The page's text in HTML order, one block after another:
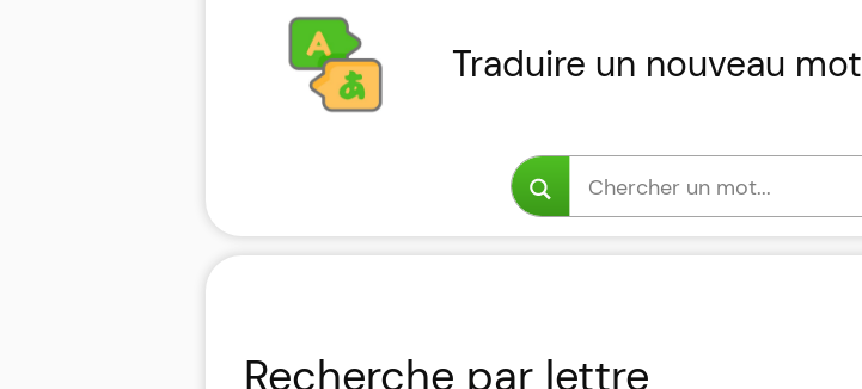
Traduire un nouveau mot
Recherche par lettre